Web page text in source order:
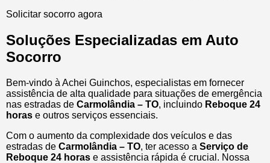
Solicitar socorro agora
Soluções Especializadas em Auto
Socorro
Bem-vindo à Achei Guinchos, especialistas em fornecer
assistência de alta qualidade para situações de emergência
nas estradas de Carmolândia – TO, incluindo Reboque 24
horas e outros serviços essenciais.
Com o aumento da complexidade dos veículos e das
estradas de Carmolândia – TO, ter acesso a Serviço de
Reboque 24 horas e assistência rápida é crucial. Nossa